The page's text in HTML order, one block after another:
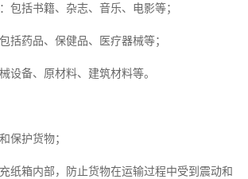
包括书籍、杂志、音乐、电影等；
括药品、保健品、医疗器械等；
设备、原材料、建筑材料等。
保护货物；
纸箱内部，防止货物在运输过程中受到震动和